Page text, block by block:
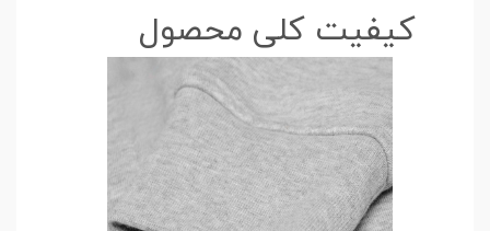
کیفیت کلی محصول